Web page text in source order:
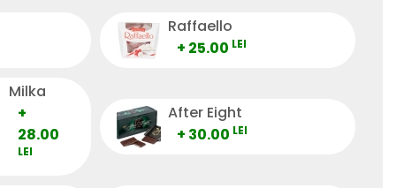
Raffaello
+ 25.00 LEI
Milka
+
28.00
LEI
After Eight
+ 30.00 LEI